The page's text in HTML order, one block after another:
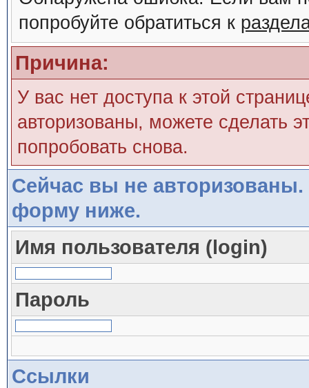
попробуйте обратиться к
Причина:
У вас нет доступа к этой
авторизованы, можете сделать
попробовать снова.
Сейчас вы не авторизованы.
форму ниже.
Имя пользователя (login)
Пароль
Ссылки